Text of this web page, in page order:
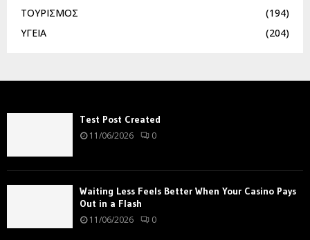
ΤΟΥΡΙΣΜΟΣ
(194)
ΥΓΕΙΑ
(204)
Test Post Created
11/06/2026 0
Waiting Less Feels Better When Your Casino Pays
Out in a Flash
11/06/2026 0